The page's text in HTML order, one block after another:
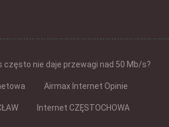
często nie daje przewagi nad 50 Mb/s?
Airmax Internet Opinie
Internet CZĘSTOCHOWA